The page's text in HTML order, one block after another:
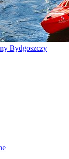
Bydgoszczy